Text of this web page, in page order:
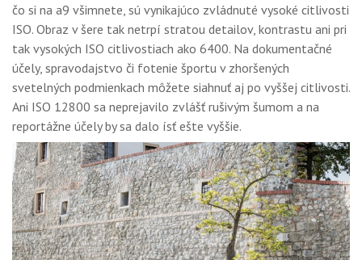
čo si na a9 všimnete, sú vynikajúco zvládnuté vysoké citlivosti
ISO. Obraz v šere tak netrpí stratou detailov, kontrastu ani pri
tak vysokých ISO citlivostiach ako 6400. Na dokumentačné
účely, spravodajstvo či fotenie športu v zhoršených
svetelných podmienkach môžete siahnuť aj po vyššej citlivosti.
Ani ISO 12800 sa neprejavilo zvlášť rušivým šumom a na
reportážne účely by sa dalo ísť ešte vyššie.